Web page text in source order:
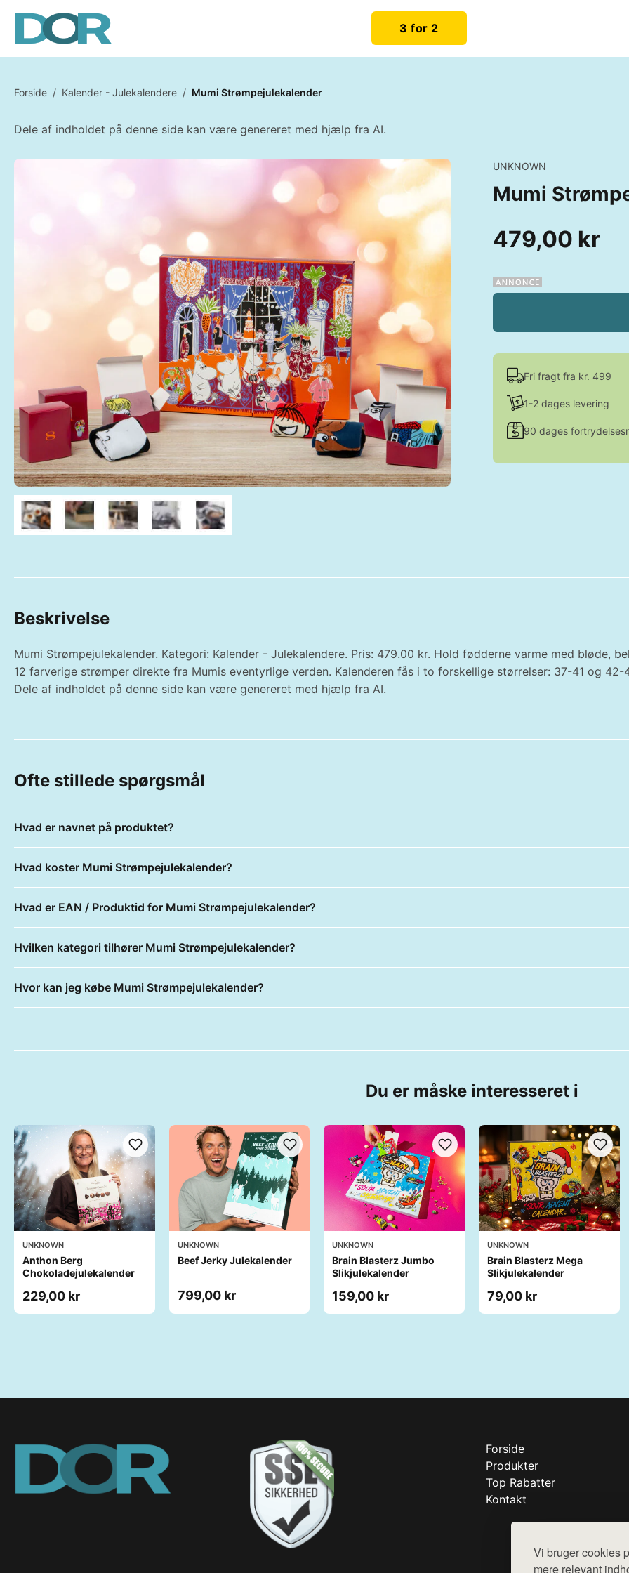
Vi bruger cookies
mere relevant
3 for 2
Forside / Kalender - Julekalendere / Mumi Strømpejulekalender
Dele af indholdet på denne side kan være genereret med hjælp fra AI.
UNKNOWN
Mumi
479,00 kr
Fri fragt fra kr. 499
1-2 dages levering
90 dages
Beskrivelse
Mumi Strømpejulekalender. Kategori: Kalender - Julekalendere. Pris: 479.00 kr. Hold fødderne varme med bløde,
12 farverige strømper direkte fra Mumis eventyrlige verden. Kalenderen fås i to forskellige størrelser: 37-41 og 42-
Dele af indholdet på denne side kan være genereret med hjælp fra AI.
Ofte stillede spørgsmål
Hvad er navnet på produktet?
Hvad koster Mumi Strømpejulekalender?
Hvad er EAN / Produktid for Mumi Strømpejulekalender?
Hvilken kategori tilhører Mumi Strømpejulekalender?
Hvor kan jeg købe Mumi Strømpejulekalender?
Du er måske interesseret i
UNKNOWN
Anthon Berg
Chokoladejulekalender
229,00 kr
UNKNOWN
Beef Jerky Julekalender
799,00 kr
UNKNOWN
Brain Blasterz Jumbo
Slikjulekalender
159,00 kr
UNKNOWN
Brain Blasterz Mega
Slikjulekalender
79,00 kr
Forside
Produkter
Top Rabatter
Kontakt